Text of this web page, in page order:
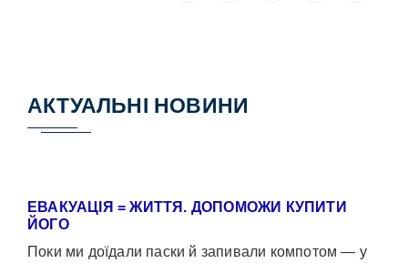
АКТУАЛЬНІ НОВИНИ
ЕВАКУАЦІЯ = ЖИТТЯ. ДОПОМОЖИ КУПИТИ
ЙОГО
Поки ми доїдали паски й запивали компотом — у